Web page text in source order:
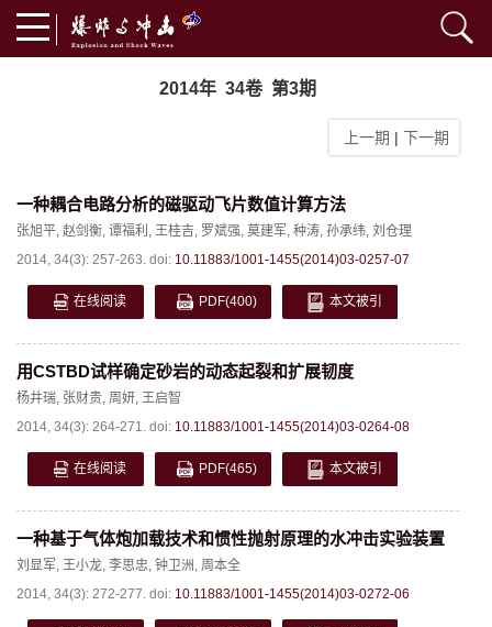
2014年 34卷 第3期
上一期 | 下一期
一种耦合电路分析的磁驱动飞片数值计算方法
张旭平, 赵剑衡, 谭福利 , 王桂吉, 罗斌强, 莫建军, 种涛, 孙承纬, 刘仓理
2014, 34(3): 257-263. doi: 10.11883/1001-1455(2014)03-0257-07
在线阅读 PDF(400) 本文被引
用CSTBD试样确定砂岩的动态起裂和扩展韧度
杨井瑞, 张财贵, 周妍, 王启智
2014, 34(3): 264-271. doi: 10.11883/1001-1455(2014)03-0264-08
在线阅读 PDF(465) 本文被引
一种基于气体炮加载技术和惯性抛射原理的水冲击实验装置
刘显军, 王小龙, 李思忠, 钟卫洲 , 周本全
2014, 34(3): 272-277. doi: 10.11883/1001-1455(2014)03-0272-06